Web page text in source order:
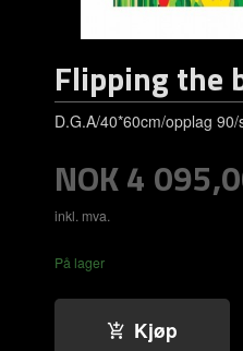
Flipping the
D.G.A/40*60cm/opplag
Pris
NOK4
inkl. mva.
På lager
Kjøp